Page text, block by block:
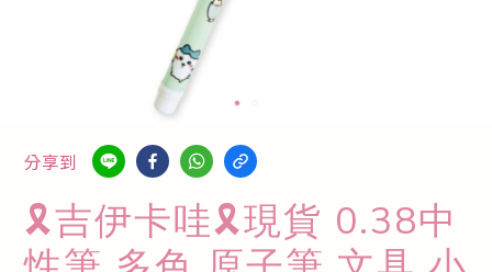
分享到
🎗️吉伊卡哇🎗️現貨 0.38中